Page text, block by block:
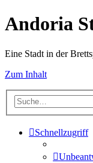
Andoria
Eine Stadt in der
Zum Inhalt
Schnellzugriff